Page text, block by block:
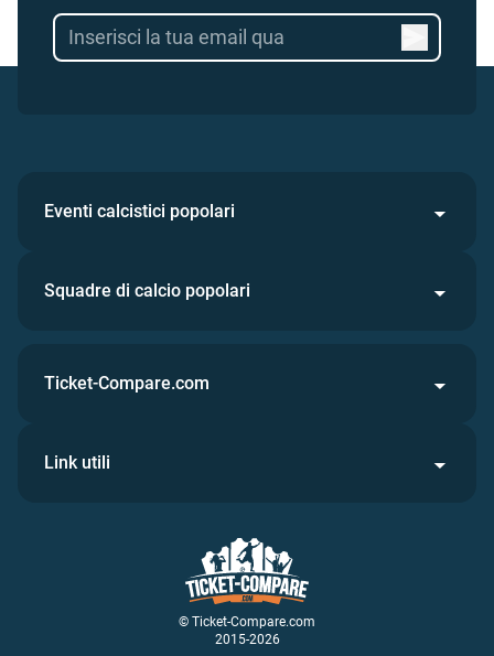
Eventi calcistici popolari
Squadre di calcio popolari
© Ticket-Compare.com
2015-2026
Ticket-Compare.com
Link utili